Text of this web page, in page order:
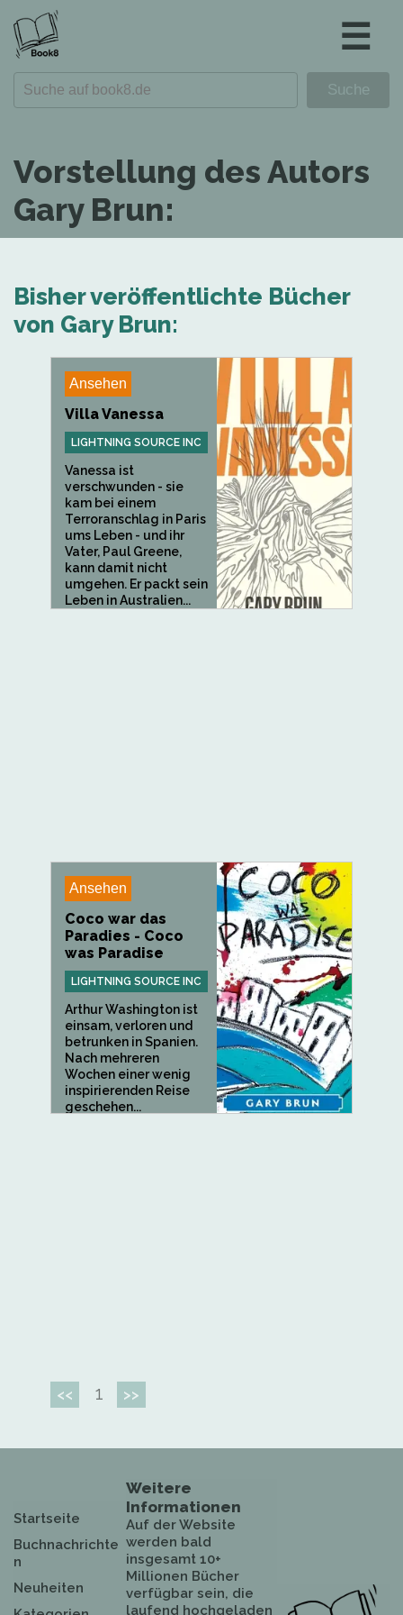
☰
Vorstellung des Autors
Gary Brun:
Bisher veröffentlichte Bücher
von Gary Brun:
Ansehen
Villa Vanessa
LIGHTNING SOURCE INC
Vanessa ist
verschwunden - sie
kam bei einem
Terroranschlag in Paris
ums Leben - und ihr
Vater, Paul Greene,
kann damit nicht
umgehen. Er packt sein
Leben in Australien...
Ansehen
Coco war das
Paradies - Coco
was Paradise
LIGHTNING SOURCE INC
Arthur Washington ist
einsam, verloren und
betrunken in Spanien.
Nach mehreren
Wochen einer wenig
inspirierenden Reise
geschehen...
<< 1 >>
Startseite
Buchnachrichte
n
Neuheiten
Weitere
Informationen
Auf der Website
werden bald
insgesamt 10+
Millionen Bücher
verfügbar sein, die
laufend hochgeladen